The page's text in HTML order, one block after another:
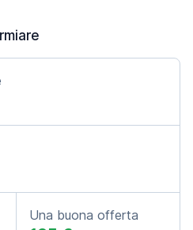
Una buona offerta